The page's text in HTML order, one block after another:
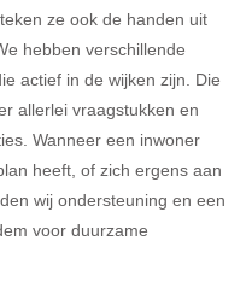
ze ook de handen uit
hebben verschillende
actief in de wijken zijn. Die
allerlei vraagstukken en
Wanneer een inwoner
heeft, of zich ergens aan
wij ondersteuning en een
voor duurzame